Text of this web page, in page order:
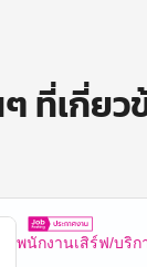
ที่เกี่ยว
พนักงานเสิร์ฟ/บริก